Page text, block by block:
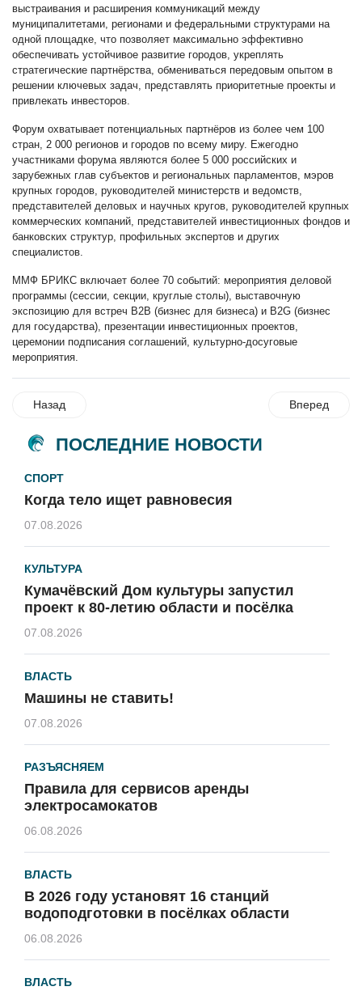
выстраивания и расширения коммуникаций между
муниципалитетами, регионами и федеральными структурами на
одной площадке, что позволяет максимально эффективно
обеспечивать устойчивое развитие городов, укреплять
стратегические партнёрства, обмениваться передовым опытом в
решении ключевых задач, представлять приоритетные проекты и
привлекать инвесторов.
Форум охватывает потенциальных партнёров из более чем 100
стран, 2 000 регионов и городов по всему миру. Ежегодно
участниками форума являются более 5 000 российских и
зарубежных глав субъектов и региональных парламентов, мэров
крупных городов, руководителей министерств и ведомств,
представителей деловых и научных кругов, руководителей крупных
коммерческих компаний, представителей инвестиционных фондов и
банковских структур, профильных экспертов и других
специалистов.
ММФ БРИКС включает более 70 событий: мероприятия деловой
программы (сессии, секции, круглые столы), выставочную
экспозицию для встреч B2B (бизнес для бизнеса) и B2G (бизнес
для государства), презентации инвестиционных проектов,
церемонии подписания соглашений, культурно-досуговые
мероприятия.
Назад Вперед
ПОСЛЕДНИЕ НОВОСТИ
СПОРТ
Когда тело ищет равновесия
07.08.2026
КУЛЬТУРА
Кумачёвский Дом культуры запустил
проект к 80-летию области и посёлка
07.08.2026
ВЛАСТЬ
Машины не ставить!
07.08.2026
РАЗЪЯСНЯЕМ
Правила для сервисов аренды
электросамокатов
06.08.2026
ВЛАСТЬ
В 2026 году установят 16 станций
водоподготовки в посёлках области
06.08.2026
ВЛАСТЬ